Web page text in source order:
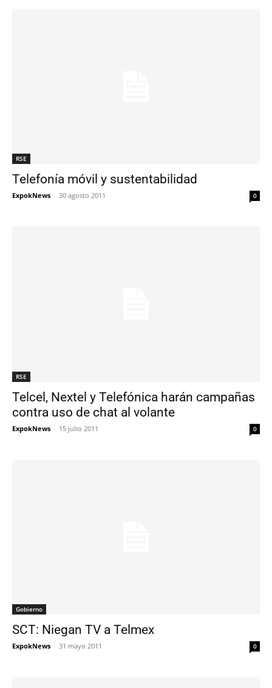
RSE
Telefonía móvil y sustentabilidad
ExpokNews - 30 agosto 2011 0
RSE
Telcel, Nextel y Telefónica harán campañas
contra uso de chat al volante
ExpokNews - 15 julio 2011 0
Gobierno
SCT: Niegan TV a Telmex
ExpokNews - 31 mayo 2011 0